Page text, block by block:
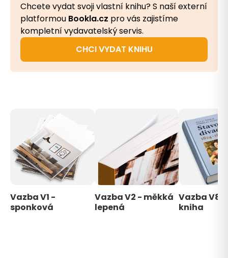
Chcete vydat svoji vlastní knihu? S naší externí
platformou Bookla.cz pro vás zajistíme
kompletní vydavatelský servis.
CHCI VYDAT KNIHU
Vazba V1 -
sponková
Vazba V2 - měkká
lepená
Vazba V8
kniha